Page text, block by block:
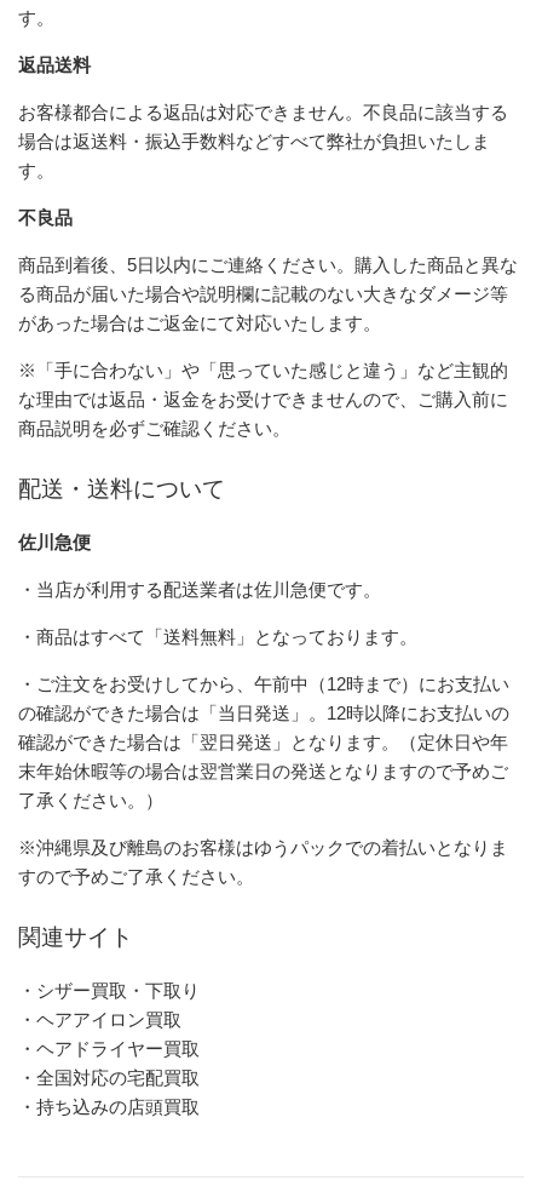
す。
返品送料
お客様都合による返品は対応できません。不良品に該当する
場合は返送料・振込手数料などすべて弊社が負担いたしま
す。
不良品
商品到着後、5日以内にご連絡ください。購入した商品と異な
る商品が届いた場合や説明欄に記載のない大きなダメージ等
があった場合はご返金にて対応いたします。
※「手に合わない」や「思っていた感じと違う」など主観的
な理由では返品・返金をお受けできませんので、ご購入前に
商品説明を必ずご確認ください。
配送・送料について
佐川急便
・当店が利用する配送業者は佐川急便です。
・商品はすべて「送料無料」となっております。
・ご注文をお受けしてから、午前中（12時まで）にお支払い
の確認ができた場合は「当日発送」。12時以降にお支払いの
確認ができた場合は「翌日発送」となります。（定休日や年
末年始休暇等の場合は翌営業日の発送となりますので予めご
了承ください。）
※沖縄県及び離島のお客様はゆうパックでの着払いとなりま
すので予めご了承ください。
関連サイト
・シザー買取・下取り
・ヘアアイロン買取
・ヘアドライヤー買取
・全国対応の宅配買取
・持ち込みの店頭買取